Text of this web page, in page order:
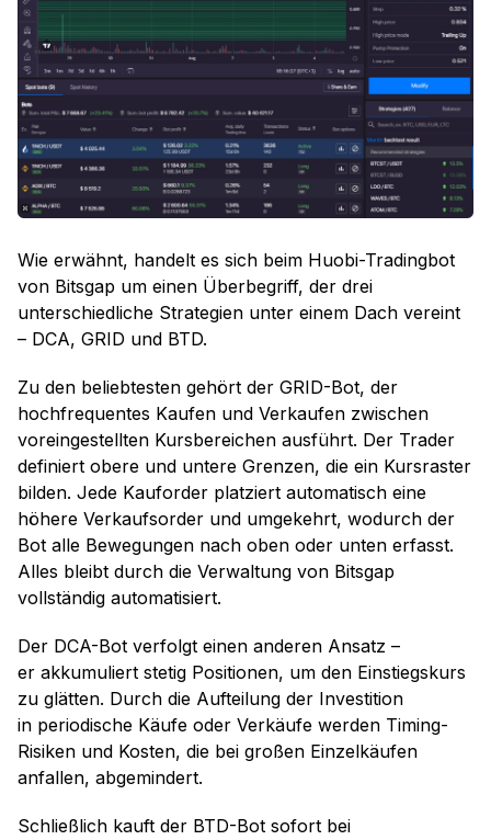
Wie erwähnt, handelt es sich beim Huobi-Tradingbot
von Bitsgap um einen Überbegriff, der drei
unterschiedliche Strategien unter einem Dach vereint
– DCA, GRID und BTD.
Zu den beliebtesten gehört der GRID-Bot, der
hochfrequentes Kaufen und Verkaufen zwischen
voreingestellten Kursbereichen ausführt. Der Trader
definiert obere und untere Grenzen, die ein Kursraster
bilden. Jede Kauforder platziert automatisch eine
höhere Verkaufsorder und umgekehrt, wodurch der
Bot alle Bewegungen nach oben oder unten erfasst.
Alles bleibt durch die Verwaltung von Bitsgap
vollständig automatisiert.
Der DCA-Bot verfolgt einen anderen Ansatz –
er akkumuliert stetig Positionen, um den Einstiegskurs
zu glätten. Durch die Aufteilung der Investition
in periodische Käufe oder Verkäufe werden Timing-
Risiken und Kosten, die bei großen Einzelkäufen
anfallen, abgemindert.
Schließlich kauft der BTD-Bot sofort bei